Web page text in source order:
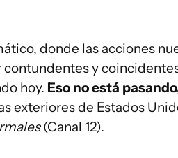
donde las acciones
y
hoy. Eso no está
exteriores de Estados
(Canal 12).